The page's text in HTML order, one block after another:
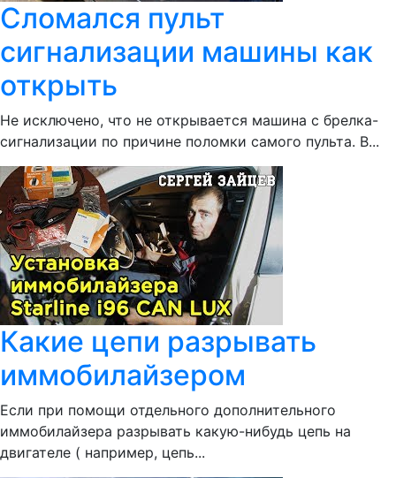
Сломался пульт
сигнализации машины как
открыть
Не исключено, что не открывается машина с брелка-
сигнализации по причине поломки самого пульта. В...
Какие цепи разрывать
иммобилайзером
Если при помощи отдельного дополнительного
иммобилайзера разрывать какую-нибудь цепь на
двигателе ( например, цепь...